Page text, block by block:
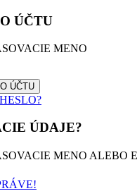
ÚČTU
MENO
ÚDAJE?
MENO ALEBO